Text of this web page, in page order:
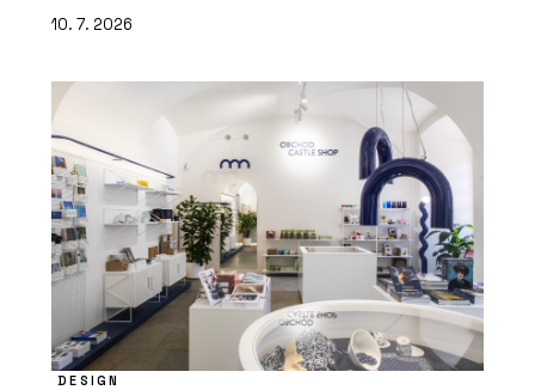
10. 7. 2026
DESIGN